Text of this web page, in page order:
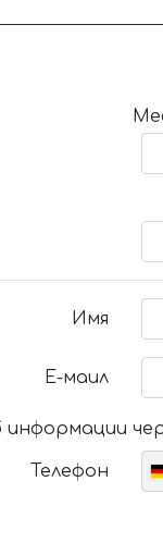
Имя
Е-маил
Телефон